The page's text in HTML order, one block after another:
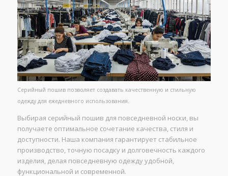
Серийный пошив позволяет создавать качественную и стильную
одежду для ежедневного использования.
Выбирая серийный пошив для повседневной носки, вы
получаете оптимальное сочетание качества, стиля и
доступности. Наша компания гарантирует стабильное
производство, точную посадку и долговечность каждого
изделия, делая повседневную одежду удобной,
функциональной и современной.